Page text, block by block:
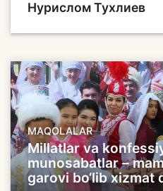
Нурислом Тухлиев
MAQOLALAR
Millatlar va
munosabatlar –
garovi bo‘lib xizmat